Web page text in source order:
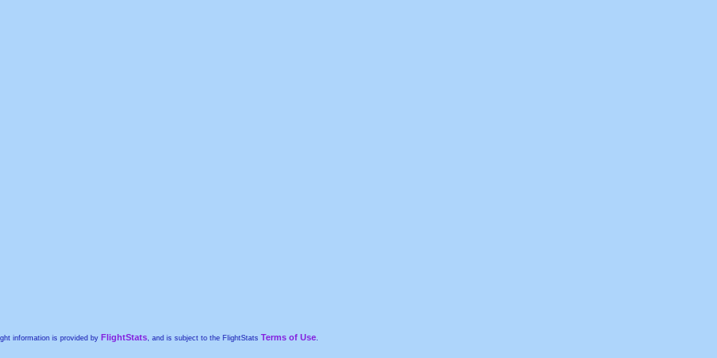
information is provided by FlightStats , and is subject to the FlightStats Terms of Use